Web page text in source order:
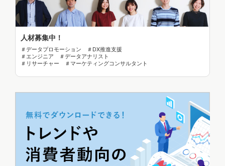
人材募集中！
＃データプロモーション ＃DX推進支援
＃エンジニア ＃データアナリスト
＃リサーチャー ＃マーケティングコンサルタント